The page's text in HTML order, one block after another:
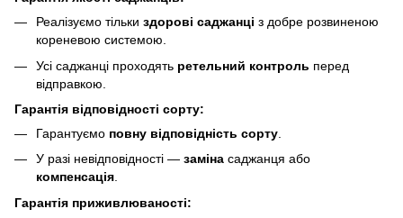
Реалізуємо тільки здорові саджанці з добре розвиненою
кореневою системою.
Усі саджанці проходять ретельний контроль перед
відправкою.
Гарантія відповідності сорту:
Гарантуємо повну відповідність сорту
У разі невідповідності — заміна саджанця або
компенсація.
Гарантія приживлюваності: